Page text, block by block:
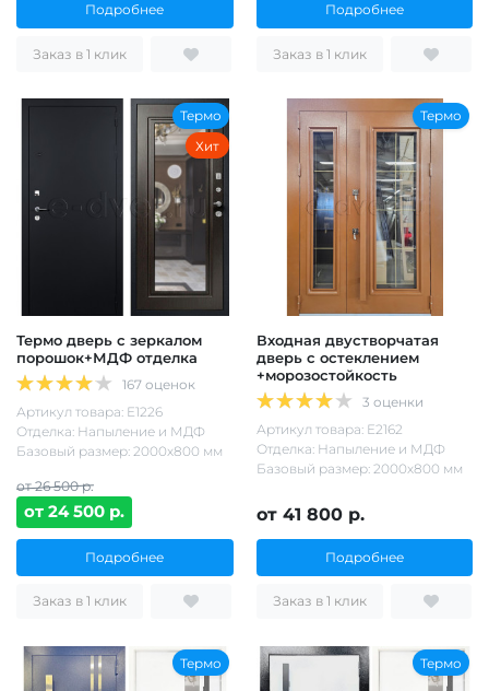
Подробнее
Заказ в 1 клик
Подробнее
Заказ в 1 клик
Термо
Хит
Термо дверь с зеркалом
порошок+МДФ отделка
167 оценок
Артикул товара: Е1226
Отделка: Напыление и МДФ
Базовый размер: 2000х800 мм
от 26 500 р.
от 24 500 р.
Подробнее
Заказ в 1 клик
Термо
Входная двустворчатая
дверь с остеклением
+морозостойкость
3 оценки
Артикул товара: Е2162
Отделка: Напыление и МДФ
Базовый размер: 2000х800 мм
от 41 800 р.
Подробнее
Заказ в 1 клик
Термо Термо